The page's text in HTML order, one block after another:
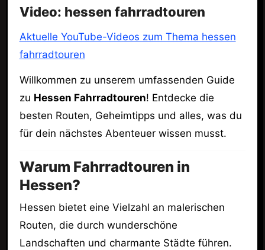
Video: hessen fahrradtouren
Aktuelle YouTube-Videos zum Thema hessen
fahrradtouren
Willkommen zu unserem umfassenden Guide
zu Hessen Fahrradtouren! Entdecke die
besten Routen, Geheimtipps und alles, was du
für dein nächstes Abenteuer wissen musst.
Warum Fahrradtouren in
Hessen?
Hessen bietet eine Vielzahl an malerischen
Routen, die durch wunderschöne
Landschaften und charmante Städte führen.